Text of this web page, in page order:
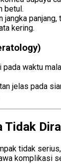
betul.
jangka
kering.
pada waktu
jelas pada
Tidak
tidak
komplikasi